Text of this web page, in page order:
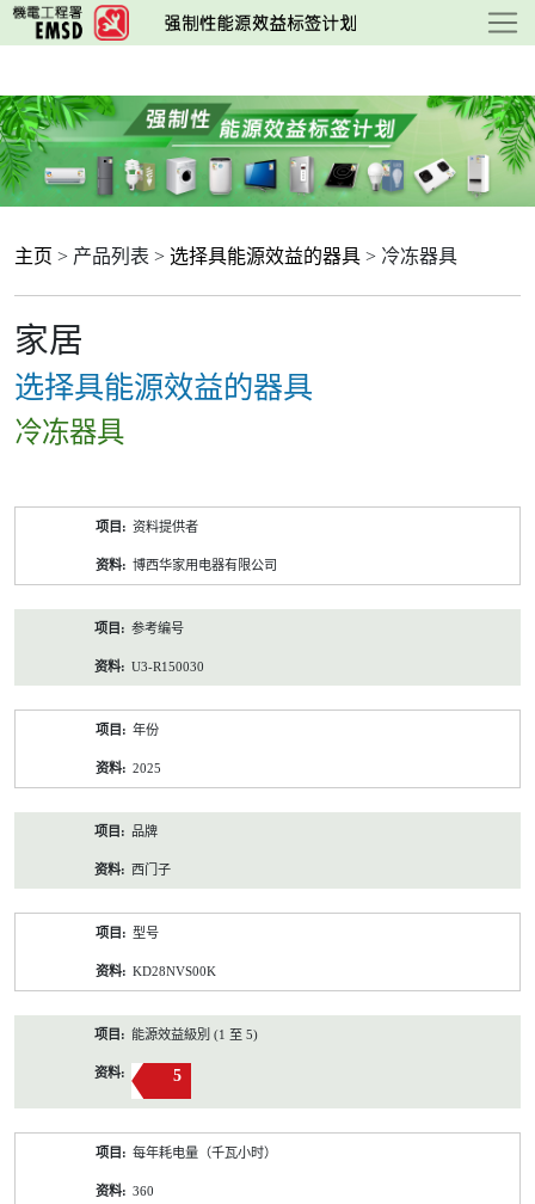
跳
至
要
内
容
主页 > 产品列表 > 选择具能源效益的器具 > 冷冻器具
家居
选择具能源效益的器具
冷冻器具
资料提供者
博西华家用电器有限公司
参考编号
U3-R150030
年份
2025
品牌
西门子
型号
KD28NVS00K
能源效益級別 (1 至 5)
5
每年耗电量（千瓦小时）
360